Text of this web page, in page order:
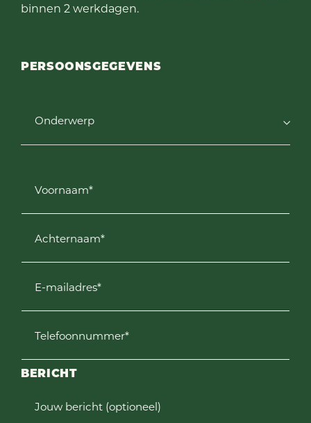
binnen 2 werkdagen.
PERSOONSGEGEVENS
Onderwerp
Voornaam*
Achternaam*
E-mailadres*
Telefoonnummer*
BERICHT
Jouw bericht (optioneel)